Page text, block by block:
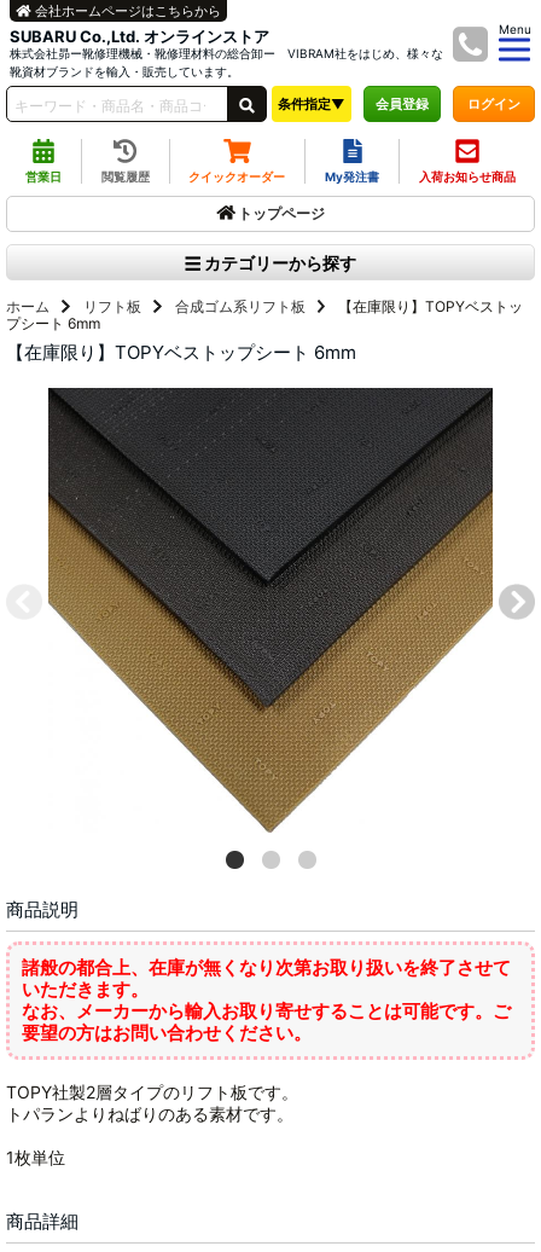
SUBARU Co.,Ltd. オンラインストア
株式会社昴ー靴修理機械・靴修理材料の総合卸ー VIBRAM社をはじめ、様々な
靴資材ブランドを輸入・販売しています。
Menu
会社ホームページはこちらから
条件指定▼ 会員登録 ログイン
営業日 閲覧履歴 クイックオーダー My発注書 入荷お知らせ商品
トップページ
カテゴリーから探す
ホーム リフト板 合成ゴム系リフト板
【在庫限り】TOPYベストッ
プシート 6mm
【在庫限り】TOPYベストップシート 6mm
商品説明
諸般の都合上、在庫が無くなり次第お取り扱いを終了させて
いただきます。
なお、メーカーから輸入お取り寄せすることは可能です。ご
要望の方はお問い合わせください。
TOPY社製2層タイプのリフト板です。
トパランよりねばりのある素材です。
1枚単位
商品詳細